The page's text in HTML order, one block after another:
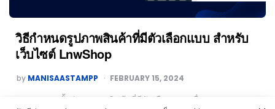
วิธีกำหนดรูปภาพสินค้าที่มีตัวเลือกแบบ สำหรับ
เว็บไซต์ LnwShop
by MANISAASTAMPP FEBRUARY 15, 2024
คุณสามารถตั้งค่ารูปภาพ สินค้าที่มีตัวเลือกแบบ เพื่อแสดงผลบน